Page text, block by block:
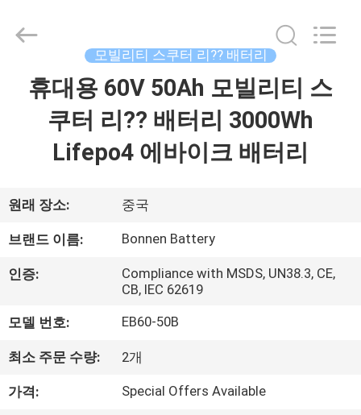
소
개
사
소
개
Hunan
Bonnen
모빌리티 스쿠터 리?? 배터리
휴대용 60V 50Ah 모빌리티 스
쿠터 리?? 배터리 3000Wh
Lifepo4 에바이크 배터리
원래 장소: 중국
브랜드 이름: Bonnen Battery
인증:
Compliance with MSDS, UN38.3, CE,
CB, IEC 62619
모델 번호: EB60-50B
최소 주문 수량: 2개
가격: Special Offers Available